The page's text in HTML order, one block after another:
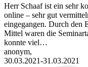
Herr Schaaf ist ein sehr
online – sehr gut
eingegangen. Durch den
Mittel waren die
konnte viel…
anonym,
30.03.2021-31.03.2021